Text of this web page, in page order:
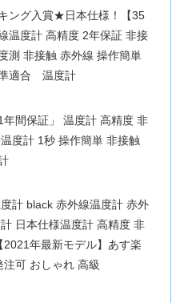
ング入賞★日本仕様！【35
温度計 高精度 2年保証 非接
測 非接触 赤外線 操作簡単
適合 温度計
間保証」 温度計 高精度 非
度計 1秒 操作簡単 非接触
計 black 赤外線温度計 赤外
日本仕様温度計 高精度 非
年最新モデル】あす楽
可 おしゃれ 高級